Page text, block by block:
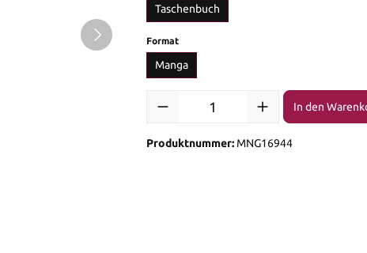
Taschenbuch
Formatauswählen
Manga
Produkt Anzahl: Gib den gewünschten
In den
Produktnummer: MNG16944